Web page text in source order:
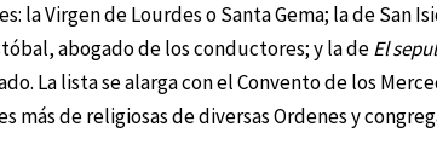
la Virgen de Lourdes o Santa Gema; la de San
abogado de los conductores; y la deEl
La lista se alarga con el Convento de los
más de religiosas de diversas Ordenes y